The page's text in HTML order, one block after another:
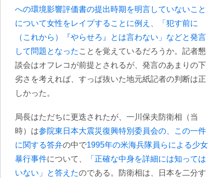
への環境影響評価書の提出時期を明言していないこと
について女性をレイプすることに例え、「犯す前に
（これから）『やらせろ』とは言わない」などと発言
して問題となった ことを覚えているだろうか。記者懇
談会はオフレコが前提とされるが、発言のあまりの下
劣さを考えれば、すっぱ抜いた地元紙記者の判断は正
しかった。
局長はただちに更迭されたが、一川保夫防衛相（当
時）は参院東日本大震災復興特別委員会の、この一件
に関する答弁の中で1995年の米海兵隊員らによる少女
暴行事件について、
「正確な中身を詳細には知っては
いない」と答えたのである。防衛相は、日本を二分す